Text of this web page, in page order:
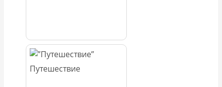
Путешествие